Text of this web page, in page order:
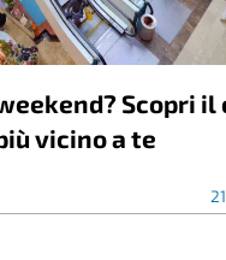
Scopri
vicino a te